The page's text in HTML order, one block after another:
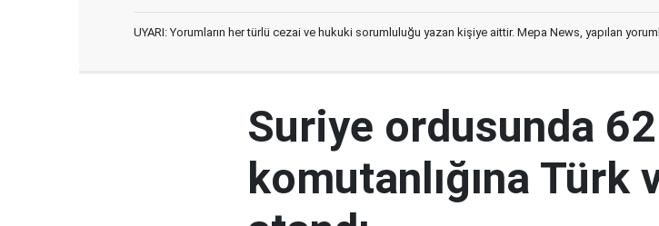
UYARI: Yorumların her türlü cezai ve hukuki sorumluluğu yazan kişiye aittir. Mepa News, yapılan
Suriye ordusunda
komutanlığına Türk